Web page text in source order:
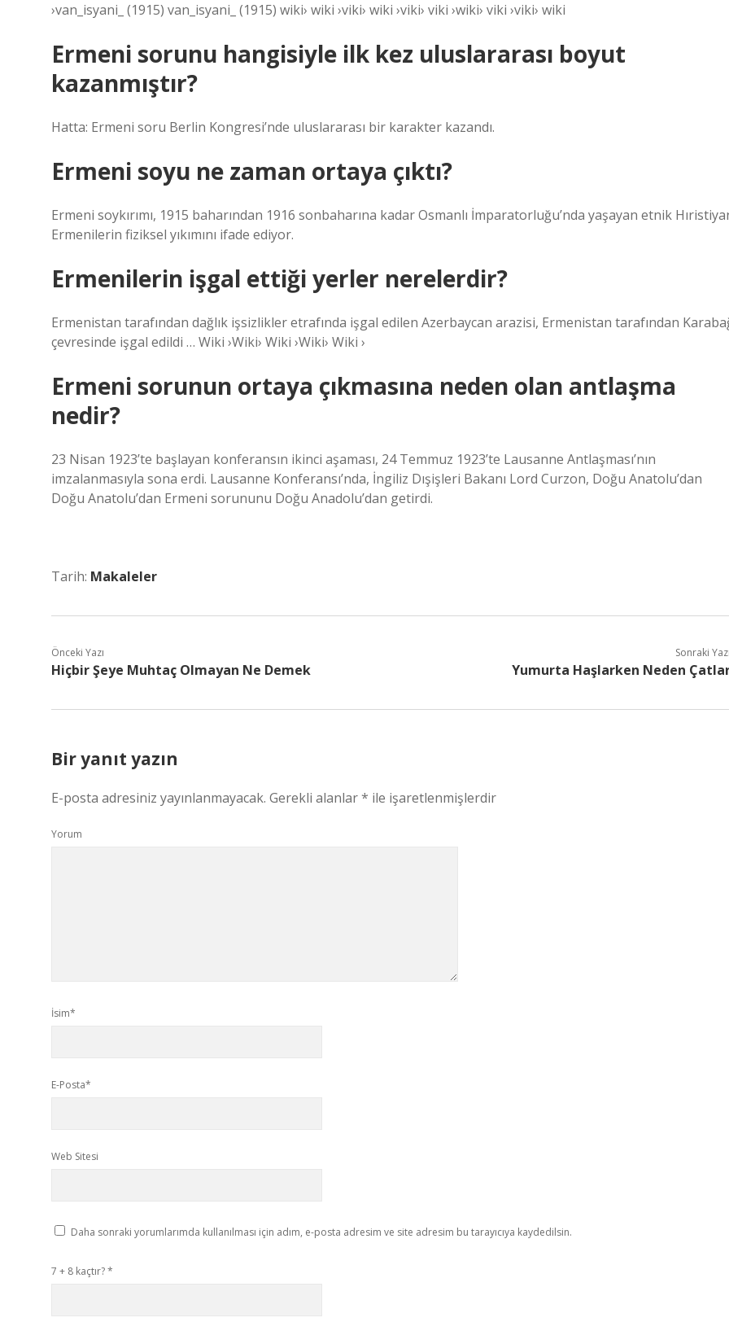
›van_isyani_ (1915) van_isyani_ (1915) wiki› wiki ›viki› wiki ›viki› viki ›wiki› viki ›viki› wiki
Ermeni sorunu hangisiyle ilk kez uluslararası boyut
kazanmıştır?
Hatta: Ermeni soru Berlin Kongresi’nde uluslararası bir karakter kazandı.
Ermeni soyu ne zaman ortaya çıktı?
Ermeni soykırımı, 1915 baharından 1916 sonbaharına kadar Osmanlı İmparatorluğu’nda yaşayan etnik
Ermenilerin fiziksel yıkımını ifade ediyor.
Ermenilerin işgal ettiği yerler nerelerdir?
Ermenistan tarafından dağlık işsizlikler etrafında işgal edilen Azerbaycan arazisi, Ermenistan tarafından
çevresinde işgal edildi … Wiki ›Wiki› Wiki ›Wiki› Wiki ›
Ermeni sorunun ortaya çıkmasına neden olan antlaşma
nedir?
23 Nisan 1923’te başlayan konferansın ikinci aşaması, 24 Temmuz 1923’te Lausanne Antlaşması’nın
imzalanmasıyla sona erdi. Lausanne Konferansı’nda, İngiliz Dışişleri Bakanı Lord Curzon, Doğu Anatolu’dan
Doğu Anatolu’dan Ermeni sorununu Doğu Anadolu’dan getirdi.
Tarih: Makaleler
Önceki Yazı
Hiçbir Şeye Muhtaç Olmayan Ne Demek
Sonraki
Yumurta Haşlarken Neden
Bir yanıt yazın
E-posta adresiniz yayınlanmayacak. Gerekli alanlar* ile işaretlenmişlerdir
Yorum
İsim*
E-Posta*
Web Sitesi
Daha sonraki yorumlarımda kullanılması için adım, e-posta adresim ve site adresim bu tarayıcıya kaydedilsin.
7 + 8 kaçtır?*